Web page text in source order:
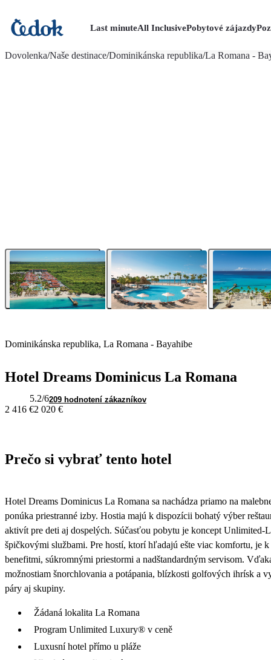
Last minuteAll InclusivePobytové zájazdy
Dovolenka/Naše destinace/Dominikánska republika/La Romana -
Dominikánska republika, La Romana - Bayahibe
Hotel Dreams Dominicus La Romana
5.2/6209 hodnotení zákazníkov
2 416 €2 020 €
Prečo si vybrať tento hotel
Hotel Dreams Dominicus La Romana sa nachádza priamo na
ponúka priestranné izby. Hostia majú k dispozícii bohatý výber
aktivít pre deti aj dospelých. Súčasťou pobytu je koncept
špičkovými službami. Pre hostí, ktorí hľadajú ešte viac komfortu, je
benefitmi, súkromnými priestormi a nadštandardným servisom.
možnostiam šnorchlovania a potápania, blízkosti golfových ihrísk a
páry aj skupiny.
Žádaná lokalita La Romana
Program Unlimited Luxury® v ceně
Luxusní hotel přímo u pláže